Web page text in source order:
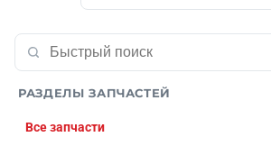
РАЗДЕЛЫ ЗАПЧАСТЕЙ
Все запчасти